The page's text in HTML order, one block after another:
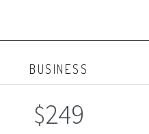
BUSINESS
$249